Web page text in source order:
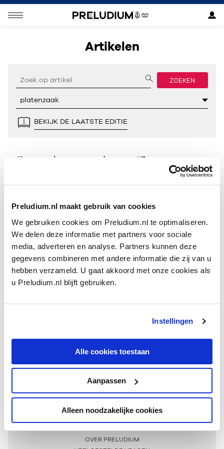
Preludium.nl maakt gebruik van cookies
We gebruiken cookies om Preludium.nl te optimaliseren.
We delen deze informatie met partners voor sociale
media, adverteren en analyse. Partners kunnen deze
gegevens combineren met andere informatie die zij van u
hebben verzameld. U gaat akkoord met onze cookies als
u Preludium.nl blijft gebruiken.
Instellingen
Alle cookies toestaan
Aanpassen
Alleen noodzakelijke cookies
Artikelen
ZOEKEN
BEKIJK DE LAATSTE EDITIE
Geen resultaten gevonden voor “”.
Meer informatie
OVER PRELUDIUM